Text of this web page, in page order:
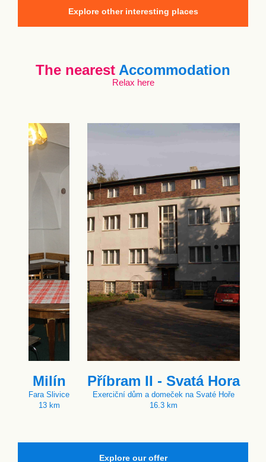
Explore other interesting places
The nearest Accommodation
Relax here
Milín
Fara Slivice
13 km
Příbram II - Svatá Hora
Exerciční dům a domeček na Svaté Hoře
16.3 km
Explore our offer